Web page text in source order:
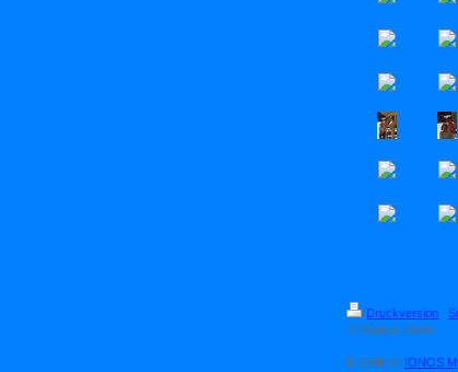
Druckversion |
© Markus Krenn
Erstellt mit IONOS